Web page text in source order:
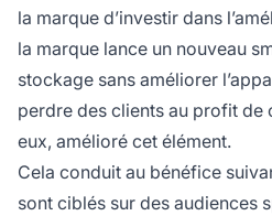
la marque d’investir dans
la marque lance un nouveau
stockage sans améliorer
perdre des clients au profit de
eux, amélioré cet élément.
Cela conduit au bénéfice
sont ciblés sur des audiences